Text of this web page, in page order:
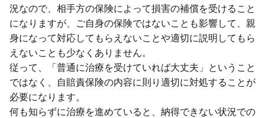
況なので、相⼿⽅の保険によって損害の補償を受けること
になりますが、ご⾃⾝の保険ではないことも影響して、親
⾝になって対応してもらえないことや適切に説明してもら
えないことも少なくありません。
従って、「普通に治療を受けていれば⼤丈夫」ということ
ではなく、⾃賠責保険の内容に則り適切に対処することが
必要になります。
何も知らずに治療を進めていると、納得できない状況での